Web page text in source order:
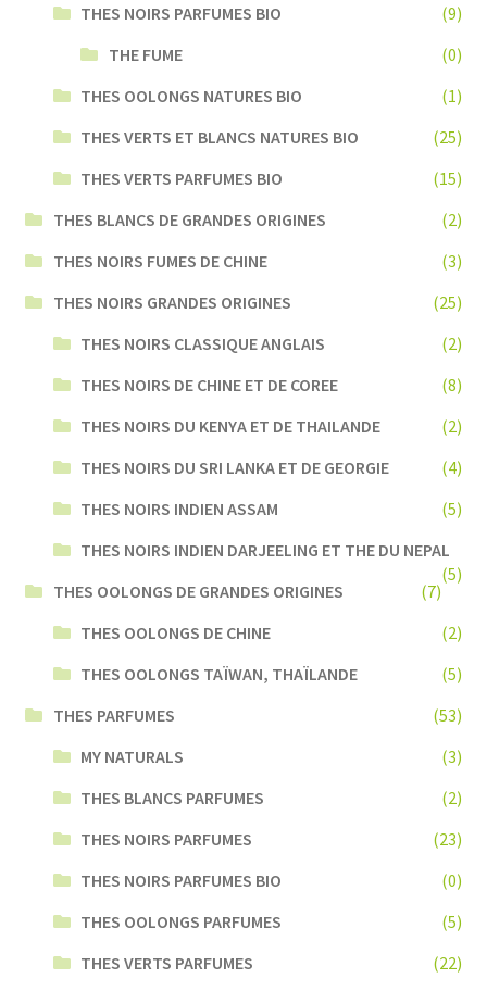
THES NOIRS PARFUMES BIO
(9)
THE FUME
(0)
THES OOLONGS NATURES BIO
(1)
THES VERTS ET BLANCS NATURES BIO
(25)
THES VERTS PARFUMES BIO
(15)
THES BLANCS DE GRANDES ORIGINES
(2)
THES NOIRS FUMES DE CHINE
(3)
THES NOIRS GRANDES ORIGINES
(25)
THES NOIRS CLASSIQUE ANGLAIS
(2)
THES NOIRS DE CHINE ET DE COREE
(8)
THES NOIRS DU KENYA ET DE THAILANDE
(2)
THES NOIRS DU SRI LANKA ET DE GEORGIE
(4)
THES NOIRS INDIEN ASSAM
(5)
THES NOIRS INDIEN DARJEELING ET THE DU NEPAL
(5)
THES OOLONGS DE GRANDES ORIGINES
(7)
THES OOLONGS DE CHINE
(2)
THES OOLONGS TAÏWAN, THAÏLANDE
(5)
THES PARFUMES
(53)
MY NATURALS
(3)
THES BLANCS PARFUMES
(2)
THES NOIRS PARFUMES
(23)
THES NOIRS PARFUMES BIO
(0)
THES OOLONGS PARFUMES
(5)
THES VERTS PARFUMES
(22)